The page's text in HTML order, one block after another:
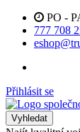
PO -
777 708
Přihlásit se
Vyhledat